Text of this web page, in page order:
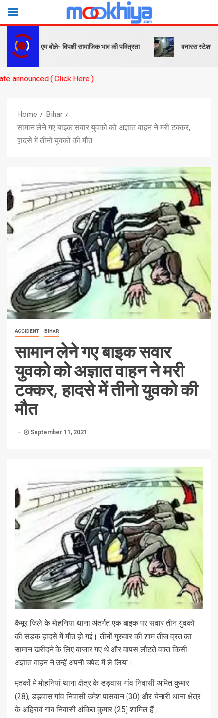
पीएम बोले- विपक्षी सामाजिक भाव की पवित्रता बनारस स्टेशन के यार्ड
Click Here )
Home
Bihar
सामान लेने गए बाइक सवार युवको को अज्ञात वाहन ने मरी टक्कर,
हादसे में तीनो युवको की मौत
ACCIDENT BIHAR
सामान लेने गए बाइक सवार
युवको को अज्ञात वाहन ने मरी
टक्कर, हादसे में तीनो युवको की
मौत
September 11, 2021
कैमूर जिले के मोहनिया थाना अंतर्गत एक बाइक पर सवार तीन युवकों
की सड़क हादसे में मौत हो गई। तीनों गुरुवार की शाम तीज व्रत का
सामान खरीदने के लिए बाजार गए थे और वापस लौटते वक्त किसी
अज्ञात वाहन ने उन्हें अपनी चपेट में ले लिया।
मृतकों में मोहनियां थाना क्षेत्र के डड़वास गांव निवासी अमित कुमार
(28), डड़वास गांव निवासी उमेश पासवान (30) और चेनारी थाना क्षेत्र
के अहिरावं गांव निवासी अंकित कुमार (25) शामिल हैं।